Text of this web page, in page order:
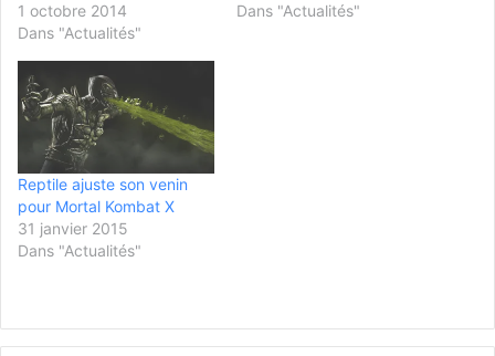
1 octobre 2014
Dans "Actualités"
Dans "Actualités"
Reptile ajuste son venin
pour Mortal Kombat X
31 janvier 2015
Dans "Actualités"